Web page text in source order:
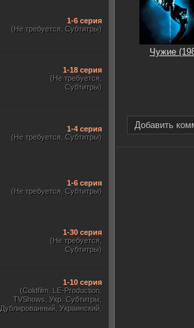
Чужие
Добавить
1-6 серия
(Не требуется, Субтитры)
1-18 серия
(Не требуется,
Субтитры)
1-4 серия
(Не требуется, Субтитры)
1-6 серия
(Не требуется, Субтитры)
1-30 серия
(Не требуется,
Субтитры)
1-10 серия
(Coldfilm, LE-Production,
TVShows, Укр. Субтитры,
Дублированный, Украинский,